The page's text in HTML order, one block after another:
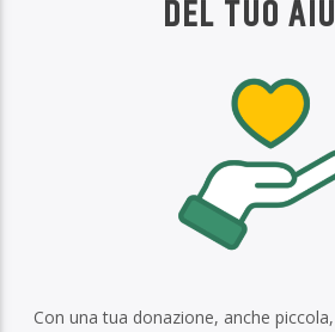
DEL TUO
Con una tua donazione, anche